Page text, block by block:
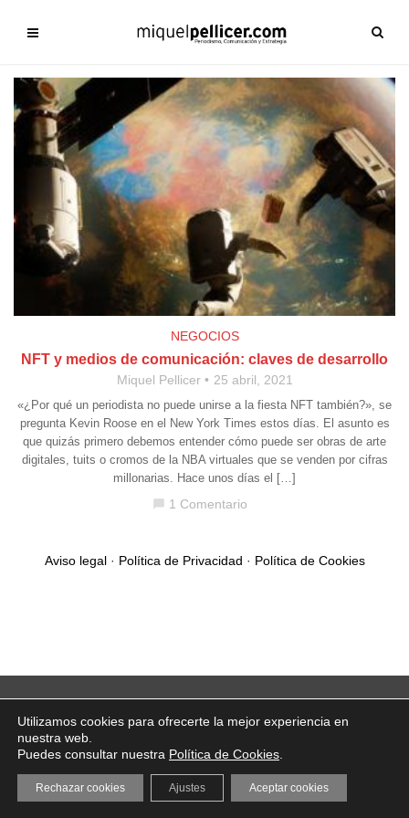
NEGOCIOS
NFT y medios de comunicación: claves de desarrollo
Miquel Pellicer 25 abril, 2021
«¿Por qué un periodista no puede unirse a la fiesta NFT también?», se
pregunta Kevin Roose en el New York Times estos días. El asunto es
que quizás primero debemos entender cómo puede ser obras de arte
digitales, tuits o cromos de la NBA virtuales que se venden por cifras
millonarias. Hace unos días el […]
chat_bubble 1 Comentario
Aviso legal· Política de Privacidad · Política de Cookies
Utilizamos cookies para ofrecerte la mejor experiencia en
nuestra web.
Puedes consultar nuestra Política de Cookies
Aceptar cookies
Rechazar cookies Ajustes